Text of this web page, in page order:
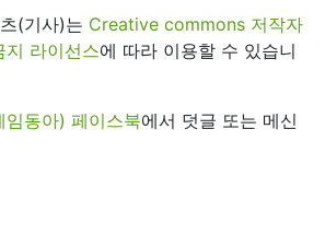
(기사)는 Creative commons 저작자
지 라이선스에 따라 이용할 수 있습니
임동아) 페이스북에서 덧글 또는 메신